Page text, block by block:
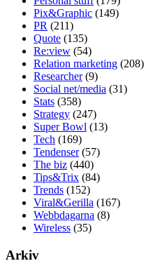
Pix&Graphic (149)
PR (211)
Quote (135)
Re:view (54)
Relation marketing (208)
Researcher(9)
Social net/media (31)
Stats (358)
Strategy (247)
Super Bowl (13)
Tech (169)
Tendenser(57)
The biz (440)
Tips&Trix (84)
Trends (152)
Viral&Gerilla (167)
Webbdagarna (8)
Wireless (35)
Arkiv